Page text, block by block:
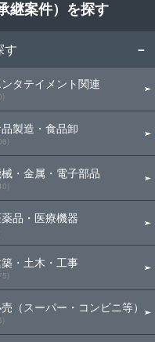
継案件）を探す
す
タテイメント関連
製造・食品卸
・金属・電子部品
品・医療機器
・土木・工事
（スーパー・コンビニ等）